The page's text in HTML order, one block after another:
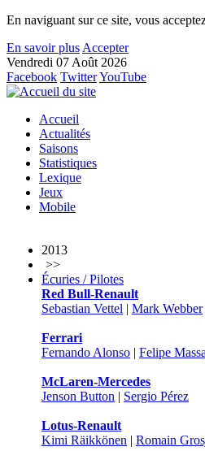
En naviguant sur ce site, vous
En savoir plus Accepter
Vendredi 07 Août 2026
Facebook TwitterYouTube
Accueil
Actualités
Saisons
Statistiques
Lexique
Jeux
Mobile
2013
>>
Écuries / Pilotes
Red Bull-Renault
Sebastian Vettel | Mark Webber
Ferrari
Fernando Alonso | Felipe Massa
McLaren-Mercedes
Jenson Button | Sergio Pérez
Lotus-Renault
Kimi Räikkönen | Romain